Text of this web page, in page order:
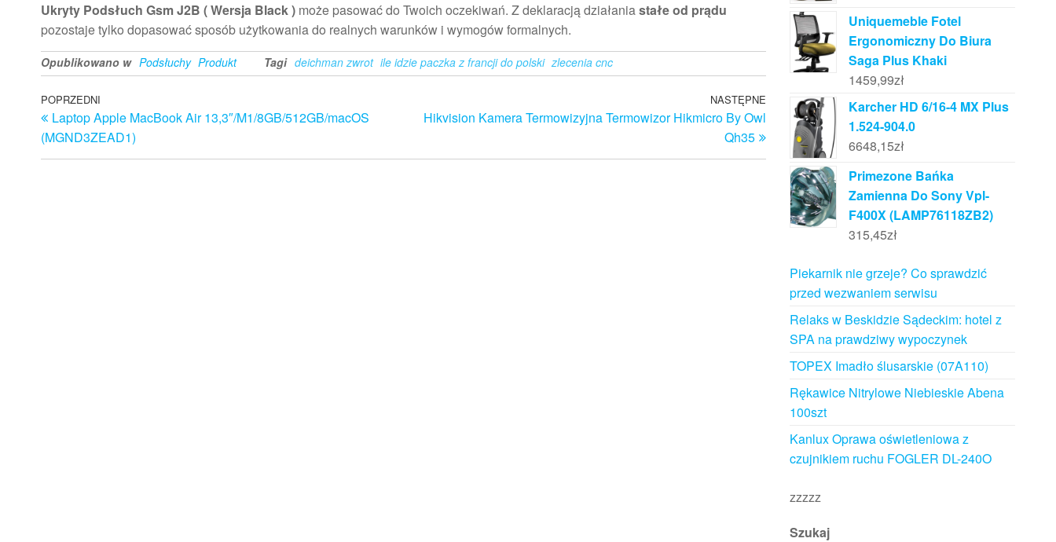
Ukryty Podsłuch Gsm J2B ( Wersja Black ) może pasować do Twoich oczekiwań. Z deklaracją działaniastałe od prądu
pozostaje tylko dopasować sposób użytkowania do realnych warunków i wymogów formalnych.
Opublikowano w Podsłuchy Produkt Tagi deichman zwrot ile idzie paczka z francji do polski zlecenia cnc
Nawigacja
wpisu
Poprzedni
wpis
POPRZEDNI
Laptop Apple MacBook Air 13,3″/M1/8GB/512GB/macOS
(MGND3ZEAD1)
Następny
wpis
NASTĘPNE
Hikvision Kamera Termowizyjna Termowizor Hikmicro By Owl
Qh35
Uniquemeble Fotel
Ergonomiczny Do Biura
Saga Plus Khaki
1459,99zł
Karcher HD 6/16-4 MX Plus
1.524-904.0
6648,15zł
Primezone Bańka
Zamienna Do Sony Vpl-
F400X (LAMP76118ZB2)
315,45zł
Piekarnik nie grzeje? Co sprawdzić
przed wezwaniem serwisu
Relaks w Beskidzie Sądeckim: hotel z
SPA na prawdziwy wypoczynek
TOPEX Imadło ślusarskie (07A110)
Rękawice Nitrylowe Niebieskie Abena
100szt
Kanlux Oprawa oświetleniowa z
czujnikiem ruchu FOGLER DL-240O
zzzzz
Szukaj